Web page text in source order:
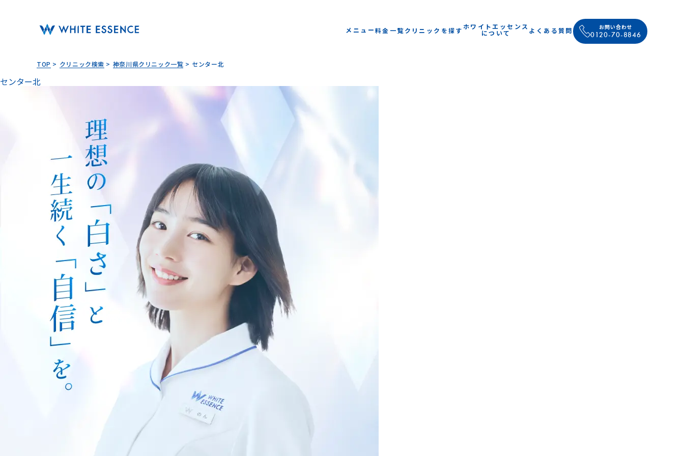
メニュー料金一覧クリニックを探す ホワイトエッセンス
について よくある質問 お問い合わせ
0120-70-8846
TOP クリニック検索 神奈川県クリニック一覧 センター北
センター北